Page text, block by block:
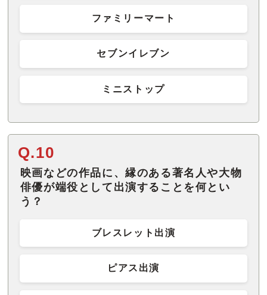
ファミリーマート
セブンイレブン
ミニストップ
Q.10
映画などの作品に、縁のある著名人や大物
俳優が端役として出演することを何とい
う？
ブレスレット出演
ピアス出演